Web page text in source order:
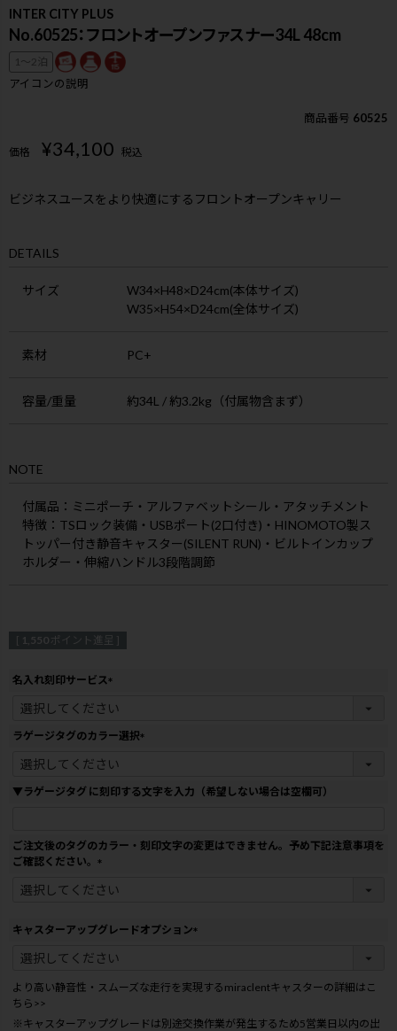
INTER CITY PLUS
No.60525：フロントオープンファスナー34L 48cm
1〜2泊
アイコンの説明
商品番号 60525
価格 ¥34,100 税込
ビジネスユースをより快適にするフロントオープンキャリー
DETAILS
サイズ
W34×H48×D24cm(本体サイズ)
W35×H54×D24cm(全体サイズ)
素材 PC+
容量/重量 約34L / 約3.2kg（付属物含まず）
NOTE
付属品 ：ミニポーチ・アルファベットシール・アタッチメント
特徴 ：TSロック装備・USBポート(2口付き)・HINOMOTO製ス
トッパー付き静音キャスター(SILENT RUN)・ビルトインカップ
ホルダー・伸縮ハンドル3段階調節
[ 1,550 ポイント進呈 ]
名入れ刻印サービス
必
須
ラゲージタグのカラー選択
須
▼ラゲージタグ に刻印する文字を入力（希望しない場合は空欄可）
ご注文後のタグのカラー・刻印文字の変更はできません。予め下記注意事項を
ご確認ください。
必
)
キャスターアップグレードオプション
須
より高い静音性・スムーズな走行を実現するmiraclentキャスターの詳細はこ
ちら>>
※キャスターアップグレードは別途交換作業が発生するため5営業日以内の出